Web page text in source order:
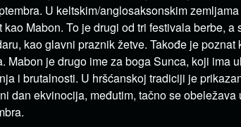
U keltskim/anglosaksonskim
kao Mabon. To je drugi od tri festivala berbe, a
kao glavni praznik žetve. Takođe je
Mabon je drugo ime za boga Sunca, koji ima
i brutalnosti. U hršćanskoj tradiciji je
dan ekvinocija, međutim, tačno se